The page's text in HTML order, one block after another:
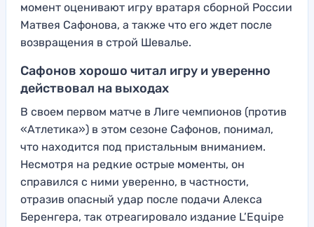
момент оценивают игру вратаря сборной России
Матвея Сафонова, а также что его ждет после
возвращения в строй Шевалье.
Сафонов хорошо читал игру и уверенно
действовал на выходах
В своем первом матче в Лиге чемпионов (против
«Атлетика») в этом сезоне Сафонов, понимал,
что находится под пристальным вниманием.
Несмотря на редкие острые моменты, он
справился с ними уверенно, в частности,
отразив опасный удар после подачи Алекса
Беренгера, так отреагировало издание L’Equipe